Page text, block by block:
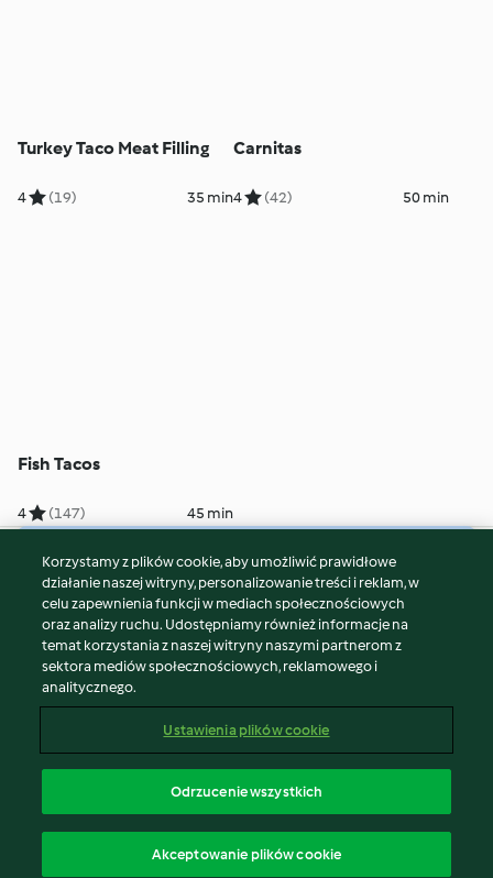
Turkey Taco Meat Filling
4 (19) 35 min
Carnitas
4 (42) 50 min
Fish Tacos
4 (147) 45 min
© Copyright 2026
Warunki korzystania
Polityka prywatności
Disclaimer
Znak wydawcy
Zgłoś treść
Oświadczenie o dostępności
Korzystamy z plików cookie, aby umożliwić prawidłowe
działanie naszej witryny, personalizowanie treści i reklam, w
celu zapewnienia funkcji w mediach społecznościowych
oraz analizy ruchu. Udostępniamy również informacje na
temat korzystania z naszej witryny naszymi partnerom z
sektora mediów społecznościowych, reklamowego i
analitycznego.
Ustawienia plików cookie
Odrzucenie wszystkich
Akceptowanie plików cookie